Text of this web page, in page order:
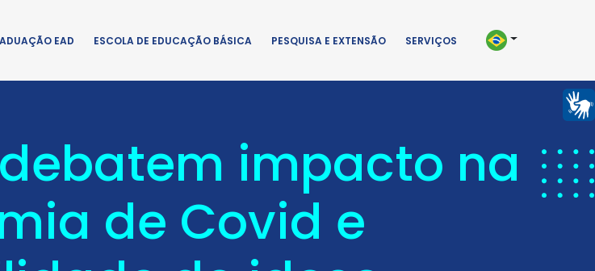
EAD ESCOLA DE EDUCAÇÃO BÁSICA PESQUISA E EXTENSÃO SERVIÇOS
impacto na
de Covid e